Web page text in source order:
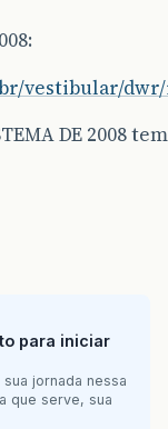
vestibular/
DE 2008
para iniciar
jornada nessa
que serve, sua